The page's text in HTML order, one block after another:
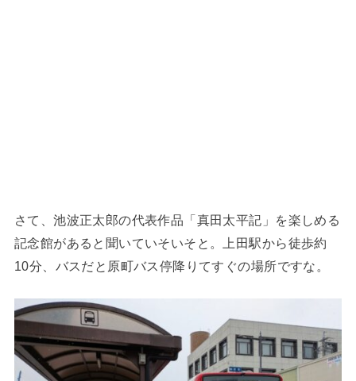
さて、池波正太郎の代表作品「真田太平記」を楽しめる
記念館があると聞いていそいそと。上田駅から徒歩約
10分、バスだと原町バス停降りてすぐの場所ですな。